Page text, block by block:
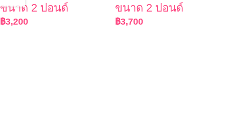
ขนาด 2 ปอนด์
฿3,200
ขนาด 2 ปอนด์
฿3,700